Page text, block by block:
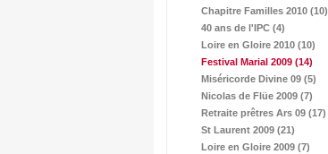
Chapitre Familles 2010 (10)
40 ans de l'IPC (4)
Loire en Gloire 2010 (10)
Festival Marial 2009 (14)
Miséricorde Divine 09 (5)
Nicolas de Flüe 2009 (7)
Retraite prêtres Ars 09 (17)
St Laurent 2009 (21)
Loire en Gloire 2009 (7)